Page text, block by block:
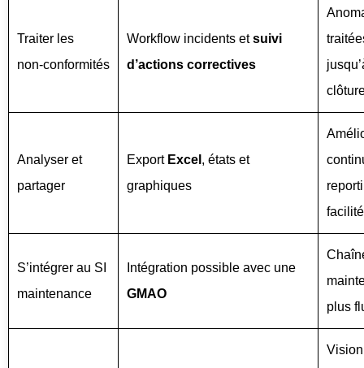
Traiter les
non‑conformités
Workflow incidents etsuivi
d’actions correctives
Analyser et
partager
Export Excel , états et
graphiques
facilité
S’intégrer au SI
maintenance
Intégration possible avec une
GMAO
plus